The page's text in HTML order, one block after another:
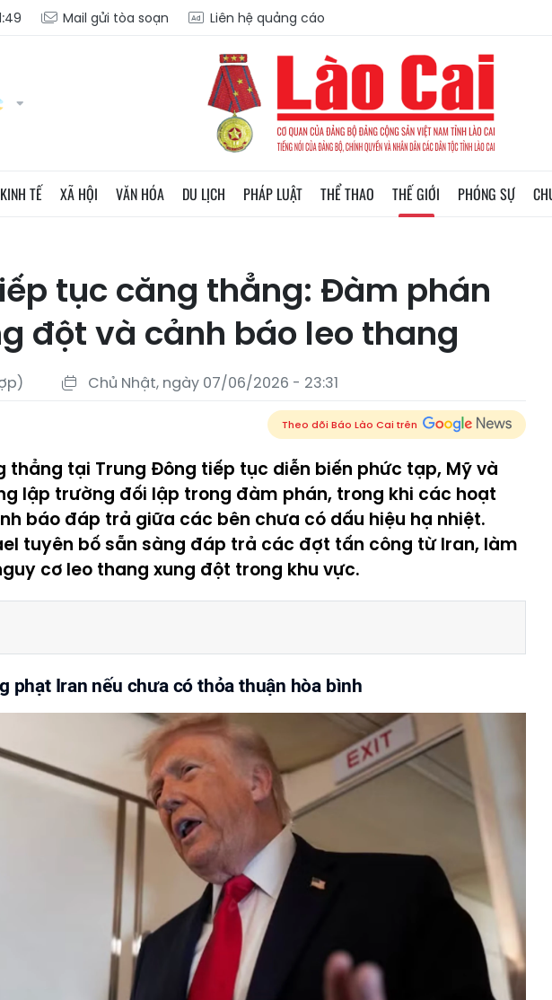
Mail gửi tòa soạn Liên hệ quảng cáo
KINH TẾ XÃ HỘI VĂN HÓA DU LỊCH PHÁP LUẬT THỂ THAO THẾ GIỚI PHÓNG SỰ
tục căng thẳng: Đàm phán
đột và cảnh báo leo thang
Chủ Nhật, ngày 07/06/2026 - 23:31
Theo dõi Báo Lào Cai trên
thẳng tại Trung Đông tiếp tục diễn biến phức tạp, Mỹ và
lập trường đối lập trong đàm phán, trong khi các hoạt
báo đáp trả giữa các bên chưa có dấu hiệu hạ nhiệt.
tuyên bố sẵn sàng đáp trả các đợt tấn công từ Iran, làm
cơ leo thang xung đột trong khu vực.
phạt Iran nếu chưa có thỏa thuận hòa bình